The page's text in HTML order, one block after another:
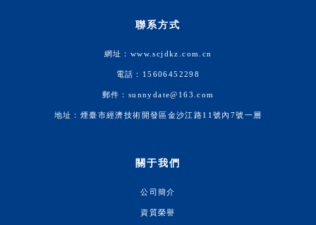
關于我們
公司簡介
資質榮譽
聯系方式
網址：www.scjdkz.com.cn
電話：15606452298
郵件：sunnydate@163.com
地址：煙臺市經濟技術開發區金沙江路11號內7號一層